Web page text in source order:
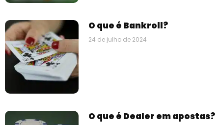
O que é Bankroll?
24 de julho de 2024
O que é Dealer em apostas?